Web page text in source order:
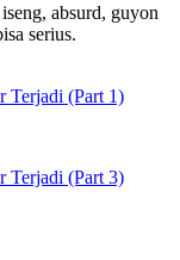
absurd, guyon
serius.
Terjadi (Part 1)
Terjadi (Part 3)